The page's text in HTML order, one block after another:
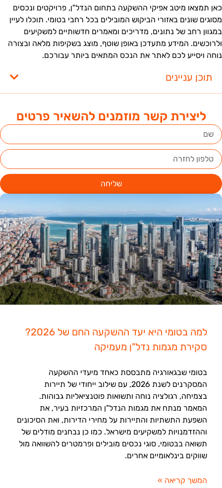
ליצירת קשר מוזמנים להשאיר פרטים
שליחה
למה בטומי היא יעד ההשקעה החם של 2026?
סקירת מגמות נדל"ן מעמיקה
בטומי שבגאורגיה מתבססת כאחד מיעדי ההשקעה
המסקרנים לשנת 2026, עם שילוב ייחודי של תיירות
בצמיחה, רגולציה נוחה ותשואות פוטנציאליות גבוהות.
המאמר מנתח את מגמות הנדל"ן המרכזיות בעיר, את
השפעת התשתיות והתיירות על מחירי הדירות, ואת הסיכונים
וההזדמנויות למשקיעים מישראל. כמו כן נבחנים מודלים של
תשואה בבטומי, סוגי נכסים מובילים ופרמטרים להשוואה מול
שווקים בינלאומיים אחרים.
המשך קריאה »
תמצאו מיטב אפיקי ההשקעה בתחום הנדל"ן, פרויקטים ונכסים
שונים באזורי הביקוש המובילים בכל רחבי בטומי. תוכלו לעיין
רחב של נתונים, מדריכים ומאמרים חדשותיים למשקיעים
המידע מתעדכן באופן שוטף, מוצג בשקיפות מלאה ובצורה
ויסייע לכם לאתר את הנכס המתאים ביותר עבורכם.
תוכן עניינים